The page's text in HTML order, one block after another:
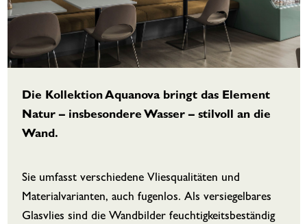
Die Kollektion Aquanova bringt das Element
Natur – insbesondere Wasser – stilvoll an die
Wand.
Sie umfasst verschiedene Vliesqualitäten und
Materialvarianten, auch fugenlos. Als versiegelbares
Glasvlies sind die Wandbilder feuchtigkeitsbeständig